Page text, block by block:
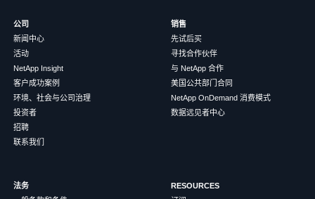
公司
新闻中心
活动
NetApp Insight
客户成功案例
环境、社会与公司治理
投资者
招聘
联系我们
销售
先试后买
寻找合作伙伴
与 NetApp 合作
美国公共部门合同
NetApp OnDemand 消费模式
数据远见者中心
法务
RESOURCES